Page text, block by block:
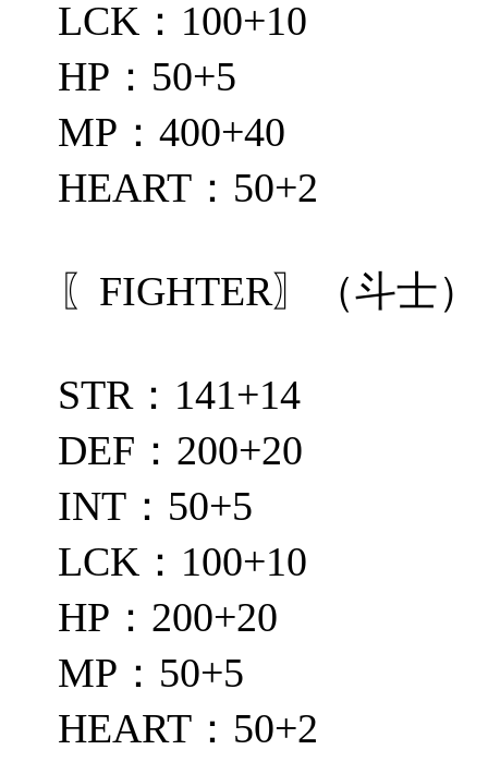
LCK：100+10
HP：50+5
MP：400+40
HEART：50+2
〖FIGHTER〗（斗士）
STR：141+14
DEF：200+20
INT：50+5
LCK：100+10
HP：200+20
MP：50+5
HEART：50+2